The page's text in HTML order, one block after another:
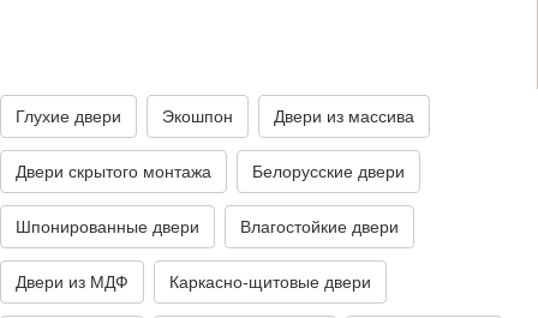
Глухие двери Экошпон Двери из массива
Двери скрытого монтажа Белорусские двери
Шпонированные двери Влагостойкие двери
Двери из МДФ Каркасно-щитовые двери